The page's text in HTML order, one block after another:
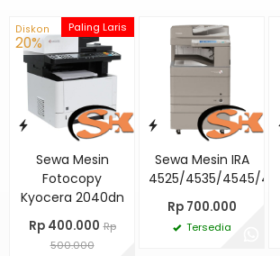
Paling Laris
Diskon
20%
Sewa Mesin
Fotocopy
Kyocera 2040dn
Rp 400.000 Rp
500.000
Sewa Mesin IRA
4525/4535/4545/4551
Rp 700.000
Tersedia